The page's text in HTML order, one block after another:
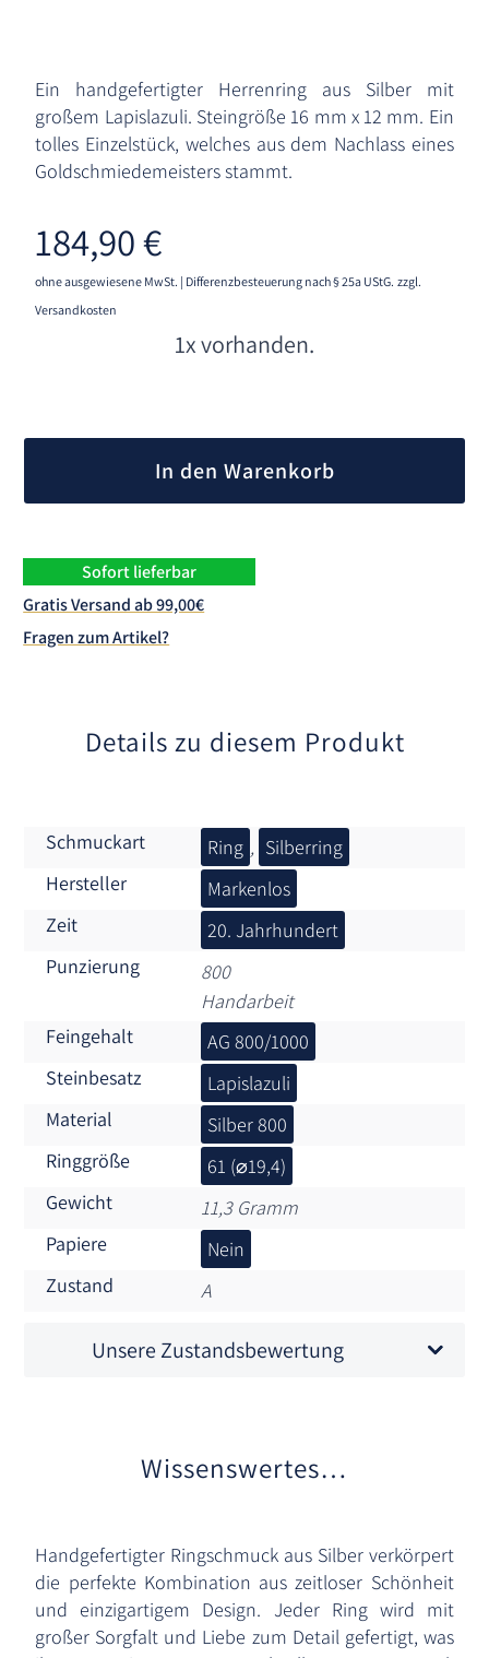
Ein handgefertigter Herrenring aus Silber mit
großem Lapislazuli. Steingröße 16 mm x 12 mm. Ein
tolles Einzelstück, welches aus dem Nachlass eines
Goldschmiedemeisters stammt.
184,90€
ohne ausgewiesene MwSt. | Differenzbesteuerung nach § 25a UStG. zzgl.
Versandkosten
1x vorhanden.
In den Warenkorb
Sofort lieferbar
Gratis Versand ab 99,00€
Fragen zum Artikel?
Details zu diesem Produkt
Schmuckart Ring , Silberring
Hersteller
Markenlos
Zeit
20. Jahrhundert
Punzierung
800
Handarbeit
Feingehalt
AG 800/1000
Steinbesatz
Lapislazuli
Material
Silber 800
Ringgröße
61 (⌀19,4)
Gewicht
11,3 Gramm
Papiere
Nein
Zustand
A
Unsere Zustandsbewertung
Wissenswertes…
Handgefertigter Ringschmuck aus Silber verkörpert
die perfekte Kombination aus zeitloser Schönheit
und einzigartigem Design. Jeder Ring wird mit
großer Sorgfalt und Liebe zum Detail gefertigt, was